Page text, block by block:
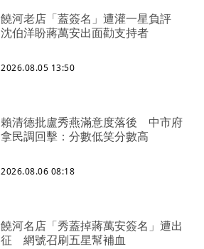
饒河老店「蓋簽名」遭灌一星負評
沈伯洋盼蔣萬安出面勸支持者
2026.08.05 13:50
賴清德批盧秀燕滿意度落後 中市府
拿民調回擊：分數低笑分數高
2026.08.06 08:18
饒河名店「秀蓋掉蔣萬安簽名」遭出
征 網號召刷五星幫補血